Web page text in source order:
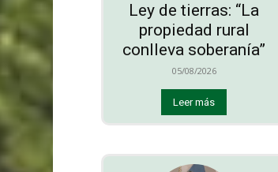
Ley de tierras: “La
propiedad rural
conlleva soberanía”
05/08/2026
Leer más